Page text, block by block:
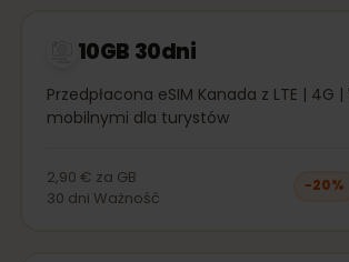
10GB 30dni
Przedpłacona eSIM Kanada z LTE | 4G
mobilnymi dla turystów
2,90 € za GB
30 dni Ważność
−20%